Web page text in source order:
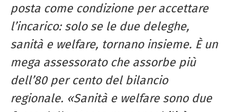
posta come condizione per accettare
l’incarico: solo se le due deleghe,
sanità e welfare, tornano insieme. È un
mega assessorato che assorbe più
dell’80 percento del bilancio
regionale. «Sanità e welfare sono due